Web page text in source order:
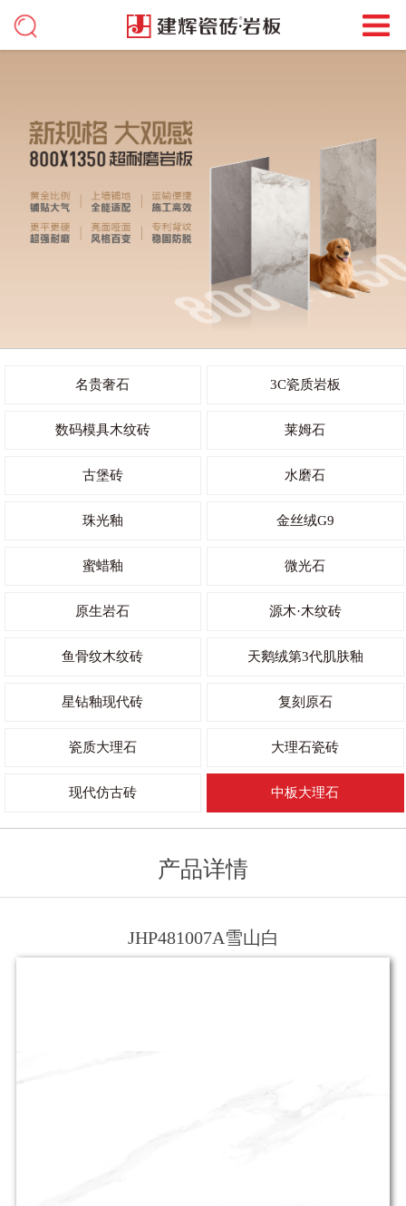
名贵奢石 3C瓷质岩板
数码模具木纹砖 莱姆石
古堡砖 水磨石
珠光釉 金丝绒G9
蜜蜡釉 微光石
原生岩石 源木·木纹砖
鱼骨纹木纹砖 天鹅绒第3代肌肤釉
星钻釉现代砖 复刻原石
瓷质大理石 大理石瓷砖
现代仿古砖 中板大理石
产品详情
JHP481007A雪山白